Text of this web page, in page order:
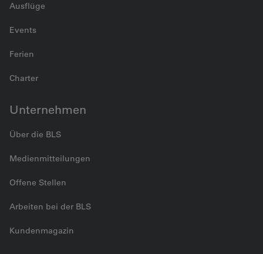
Ausflüge
Events
Ferien
Charter
Unternehmen
Über die BLS
Medienmitteilungen
Offene Stellen
Arbeiten bei der BLS
Kundenmagazin